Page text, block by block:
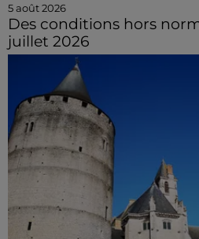
5 août 2026
Des conditions hors
juillet 2026